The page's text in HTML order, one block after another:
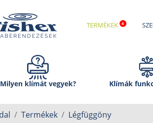
TERMÉKEK
Milyen klímát vegyek? Klímák
Termékek Légfüggöny